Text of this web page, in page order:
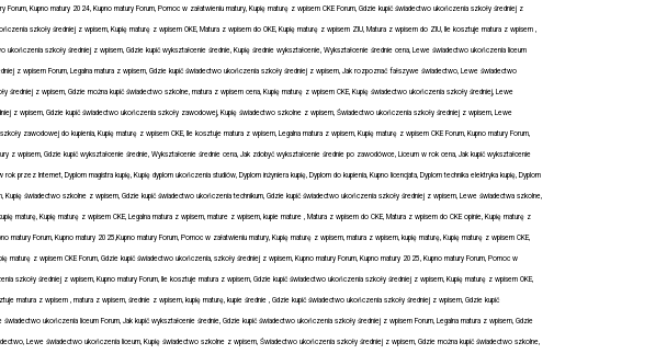
Forum, Kupno matury 2024, Kupno matury Forum, Pomoc w załatwieniu matury, Kupię maturę z wpisem CKE Forum, Gdzie kupić świadectwo ukończenia szkoły średniej z
szkoły średniej z wpisem, Kupię maturę z wpisem OKE, Matura z wpisem do OKE, Kupię maturę z wpisem ZIU, Matura z wpisem do ZIU, Ile kosztuje matura z wpisem ,
ukończenia szkoły średniej z wpisem, Gdzie kupić wykształcenie średnie, Kupię średnie wykształcenie, Wykształcenie średnie cena, Lewe świadectwo ukończenia liceum
z wpisem Forum, Legalna matura z wpisem, Gdzie kupić świadectwo ukończenia szkoły średniej z wpisem, Jak rozpoznać fałszywe świadectwo, Lewe świadectwo
z wpisem, Gdzie można kupić świadectwo szkolne, matura z wpisem cena, Kupię maturę z wpisem CKE, Kupię świadectwo ukończenia szkoły średniej, Lewe
z wpisem, Gdzie kupić świadectwo ukończenia szkoły zawodowej, Kupię świadectwo szkolne z wpisem, Świadectwo ukończenia szkoły średniej z wpisem, Lewe
zawodowej do kupienia, Kupię maturę z wpisem CKE, Ile kosztuje matura z wpisem, Legalna matura z wpisem, Kupię maturę z wpisem CKE Forum, Kupno matury Forum,
z wpisem, Gdzie kupić wykształcenie średnie, Wykształcenie średnie cena, Jak zdobyć wykształcenie średnie po zawodówce, Liceum w rok cena, Jak kupić wykształcenie
przez Internet, Dyplom magistra kupię, Kupię dyplom ukończenia studiów, Dyplom inżyniera kupię, Dyplom do kupienia, Kupno licencjata, Dyplom technika elektryka kupię, Dyplom
Kupię świadectwo szkolne z wpisem, Gdzie kupić świadectwo ukończenia technikum, Gdzie kupić świadectwo ukończenia szkoły średniej z wpisem, Lewe świadectwa szkolne,
maturę, Kupię maturę z wpisem CKE, Legalna matura z wpisem, mature z wpisem, kupie mature , Matura z wpisem do CKE, Matura z wpisem do CKE opinie, Kupię maturę z
matury Forum, Kupno matury 2025,Kupno matury Forum, Pomoc w załatwieniu matury, Kupię maturę z wpisem, matura z wpisem, kupię maturę, Kupię maturę z wpisem CKE,
maturę z wpisem CKE Forum, Gdzie kupić świadectwo ukończenia, szkoły średniej z wpisem, Kupno matury Forum, Kupno matury 2025, Kupno matury Forum, Pomoc w
szkoły średniej z wpisem, Kupno matury Forum, Ile kosztuje matura z wpisem, Gdzie kupić świadectwo ukończenia szkoły średniej z wpisem, Kupię maturę z wpisem OKE,
matura z wpisem , matura z wpisem, średnie z wpisem, kupię maturę, kupie średnie , Gdzie kupić świadectwo ukończenia szkoły średniej z wpisem, Gdzie kupić
ukończenia liceum Forum, Jak kupić wykształcenie średnie, Gdzie kupić świadectwo ukończenia szkoły średniej z wpisem Forum, Legalna matura z wpisem, Gdzie
Lewe świadectwo ukończenia liceum, Kupię świadectwo szkolne z wpisem, Świadectwo ukończenia szkoły średniej z wpisem, Gdzie można kupić świadectwo szkolne,